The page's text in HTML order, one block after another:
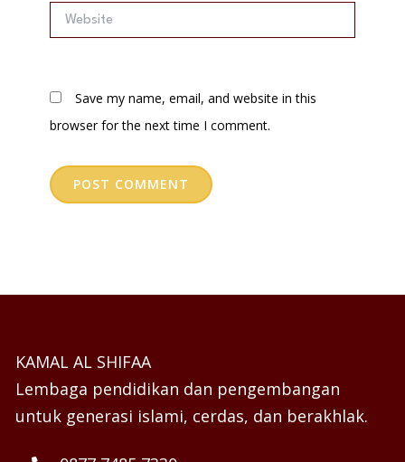
Website
Save my name, email, and website in this
browser for the next time I comment.
KAMAL AL SHIFAA
Lembaga pendidikan dan pengembangan
untuk generasi islami, cerdas, dan berakhlak.